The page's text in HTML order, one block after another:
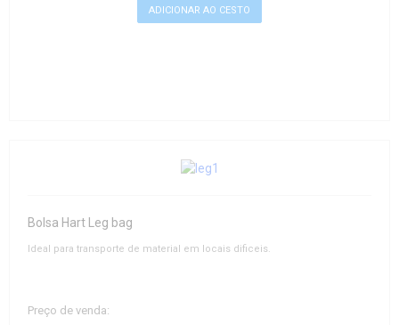
Bolsa Hart Leg bag
Ideal para transporte de material em locais dificeis.
Preço de venda: